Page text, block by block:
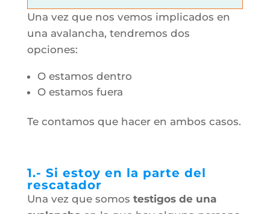
Una vez que nos vemos implicados en
una avalancha, tendremos dos
opciones:
O estamos dentro
O estamos fuera
Te contamos que hacer en ambos casos.
1.- Si estoy en la parte del
rescatador
Una vez que somos testigos de una